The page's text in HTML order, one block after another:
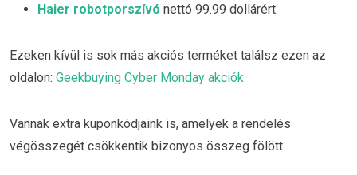
Haier robotporszívó nettó 99.99 dollárért.
Ezeken kívül is sok más akciós terméket találsz ezen az
oldalon: Geekbuying Cyber Monday akciók
Vannak extra kuponkódjaink is, amelyek a rendelés
végösszegét csökkentik bizonyos összeg fölött.